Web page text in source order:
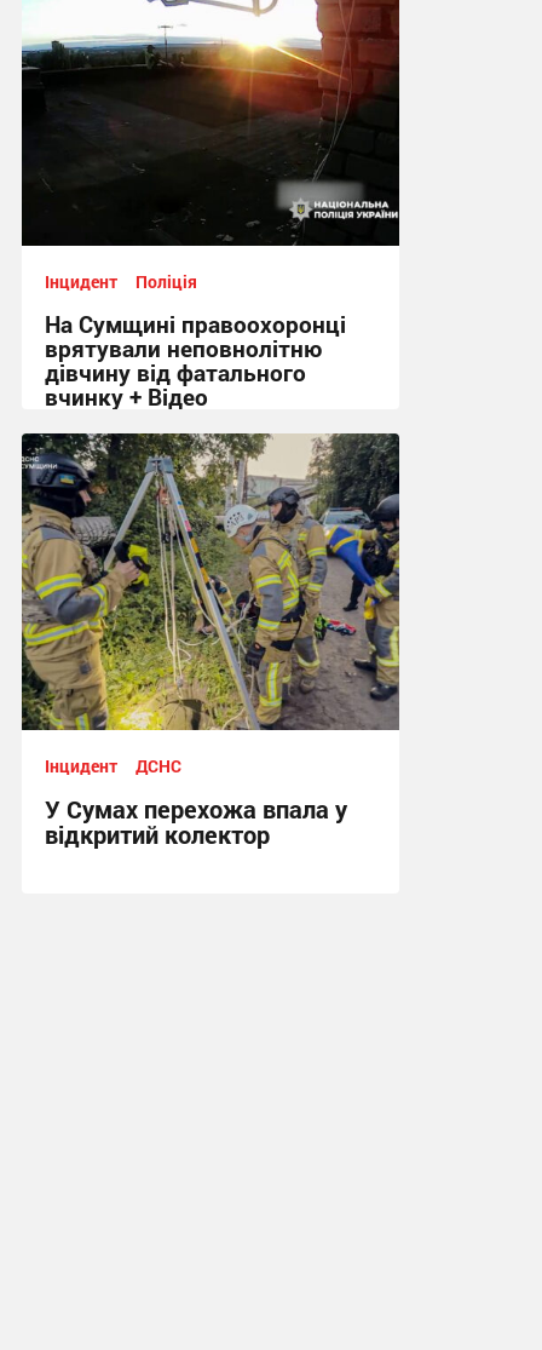
Інцидент Поліція
На Сумщині правоохоронці
врятували неповнолітню
дівчину від фатального
вчинку + Відео
17:04, 15.06.2026
Інцидент ДСНС
У Сумах перехожа впала у
відкритий колектор